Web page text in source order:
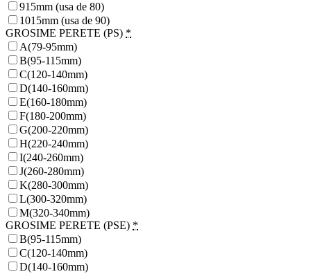
915mm (usa de 80)
1015mm (usa de 90)
GROSIME PERETE (PS) *
A(79-95mm)
B(95-115mm)
C(120-140mm)
D(140-160mm)
E(160-180mm)
F(180-200mm)
G(200-220mm)
H(220-240mm)
I(240-260mm)
J(260-280mm)
K(280-300mm)
L(300-320mm)
M(320-340mm)
GROSIME PERETE (PSE) *
B(95-115mm)
C(120-140mm)
D(140-160mm)